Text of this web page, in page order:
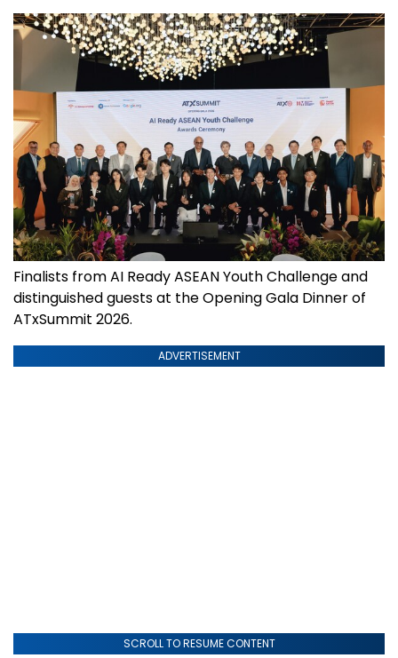
Finalists from AI Ready ASEAN Youth Challenge and
distinguished guests at the Opening Gala Dinner of
ATxSummit 2026.
ADVERTISEMENT
SCROLL TO RESUME CONTENT